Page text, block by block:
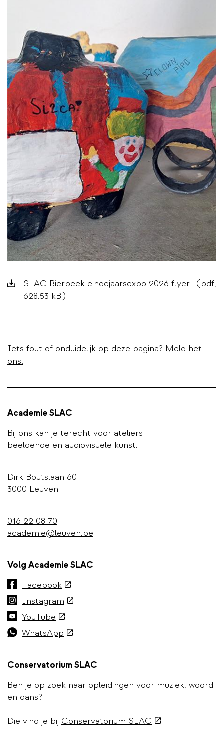
Downloads
SLAC Bierbeek eindejaarsexpo 2026 flyer
(pdf,
628.53 kB)
Iets fout of onduidelijk op deze pagina? Meld het
ons.
Academie SLAC
Bij ons kan je terecht voor ateliers
beeldende en audiovisuele kunst.
Dirk Boutslaan 60
3000 Leuven
016 22 08 70
academie@leuven.be
Volg Academie SLAC
Facebook(externe
link)
Instagram (externe
link)
YouTube (externe
link)
WhatsApp (externe
Conservatorium SLAC
Ben je op zoek naar opleidingen voor muziek, woord
en dans?
Die vind je bij Conservatorium SLAC (externe